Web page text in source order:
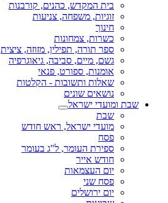
בית המקדש, כהנים, קורבנות
זוגיות, משפחה, צניעות
חינוך
כשרות, צמחונות
ספר תורה, תפילין, מזוזה, ציצית
גשם, מיים, סביבה, גיאוגרפיה
אומנות, ספורט, פנאי
שאלות ותשובות - הקלטות
נושאים שונים
שבת ומועדי ישראל
שבת
מועדי ישראל, ראש חודש
פסח
ספירת העומר, ל"ג בעומר
חודש אייר
יום העצמאות
פסח שני
יום ירושלים